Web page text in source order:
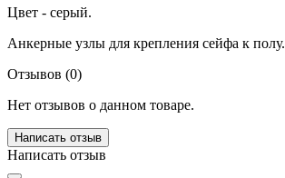
Цвет - серый.
Анкерные узлы для крепления сейфа к полу.
Отзывов (0)
Нет отзывов о данном товаре.
Написать отзыв
Написать отзыв